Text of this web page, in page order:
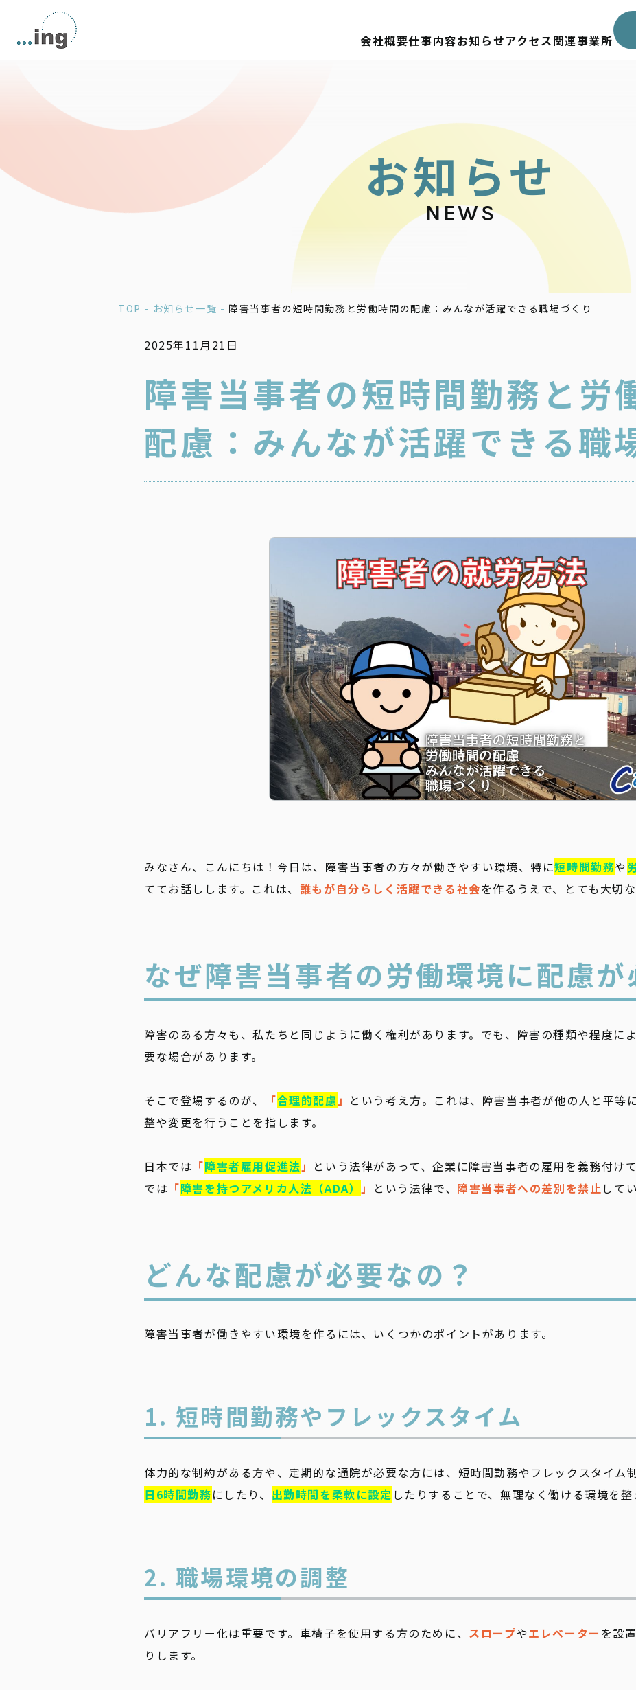
会社概要仕事内容お知らせアクセス関連事業所
お知 らせ
NEWS
TOP - お知らせ一覧 - 障害当事者の短時間勤務と労働時間の配慮：みんなが活躍できる職場づくり
2025年11月21日
障害当事者の短時間勤務と労
配慮：みんなが活躍できる職
お知らせ
みなさん、こんにちは！今日は、障害当事者の方々が働きやすい環境、特に短時間勤務や
ててお話しします。これは、 誰もが自分らしく活躍できる社会を作るうえで、とても大切
なぜ障害当事者の労働環境に配慮が
障害のある方々も、私たちと同じように働く権利があります。でも、障害の種類や程度に
要な場合があります。
そこで登場するのが、 「合理的配慮」 という考え方。これは、障害当事者が他の人と平等
整や変更を行うことを指します。
日本では 「障害者雇用促進法」 という法律があって、企業に障害当事者の雇用を義務付け
では 「障害を持つアメリカ人法（ADA）」 という法律で、 障害当事者への差別を禁止して
どんな配慮が必要なの？
障害当事者が働きやすい環境を作るには、いくつかのポイントがあります。
1. 短時間勤務やフレックスタイム
体力的な制約がある方や、定期的な通院が必要な方には、短時間勤務やフレックスタイム
日6時間勤務にしたり、 出勤時間を柔軟に設定 したりすることで、無理なく働ける環境を整
2. 職場環境の調整
バリアフリー化は重要です。車椅子を使用する方のために、 スロープやエレベーター を設
りします。